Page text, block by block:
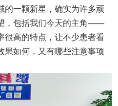
的一颗新星，确实为许多顽
，包括我们今天的主角——
很高的特点，让不少患者看
果如何，又有哪些注意事项